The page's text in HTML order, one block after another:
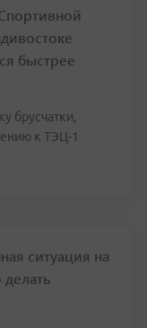
быстрее
брусчатки,
к ТЭЦ-1
ситуация на
делать